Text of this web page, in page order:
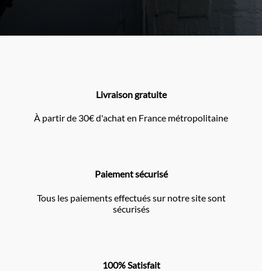
Livraison gratuite
À partir de 30€ d'achat en France métropolitaine
Paiement sécurisé
Tous les paiements effectués sur notre site sont
sécurisés
100% Satisfait